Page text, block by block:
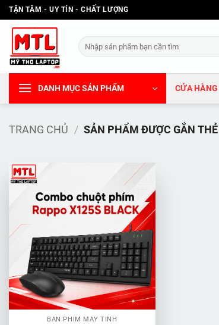
Bỏ
qua
dung
TẬN TÂM - UY TÍN - CHẤT LƯỢNG
Tìm
kiếm:
DANH MỤC SẢN PHẨM CỬA HÀNG
TRANG CHỦ / SẢN PHẨM ĐƯỢC GẮN
BÀN PHÍM MÁY TÍNH